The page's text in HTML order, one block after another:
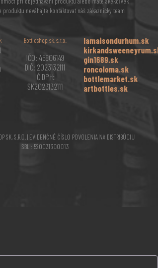
produktu neváhajte kontaktovať náš zákaznícky team
Bottleshop sk, s.r.o.
IČO: 45906149
DIČ: 2023132111
IČ DPH:
SK2023132111
lamaisondurhum.sk
gin1689.sk
roncoloma.sk
bottlemarket.sk
artbottles.sk
SK, S.R.O. | EVIDENČNÉ ČÍSLO POVOLENIA NA DISTRIBÚCIU
SBL : 520031300013